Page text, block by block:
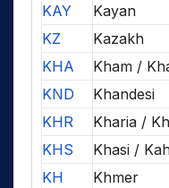
KAY
Kayan
KZ
Kazakh
KHA
Kham /
KND
Khandesi
KHR
Kharia /
KHS
Khasi /
KH
Khmer